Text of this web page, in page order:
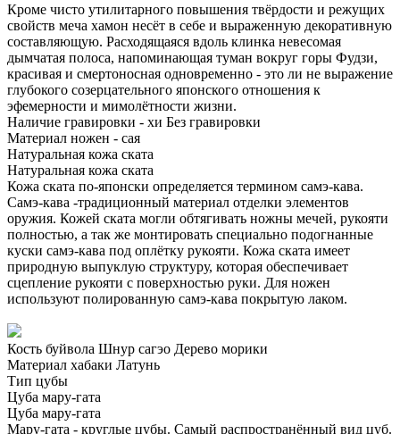
Кроме чисто утилитарного повышения твёрдости и режущих
свойств меча хамон несёт в себе и выраженную декоративную
составляющую. Расходящаяся вдоль клинка невесомая
дымчатая полоса, напоминающая туман вокруг горы Фудзи,
красивая и смертоносная одновременно - это ли не выражение
глубокого созерцательного японского отношения к
эфемерности и мимолётности жизни.
Наличие гравировки - хи Без гравировки
Материал ножен - сая
Натуральная кожа ската
Натуральная кожа ската
Кожа ската по-японски определяется термином самэ-кава.
Самэ-кава -традиционный материал отделки элементов
оружия. Кожей ската могли обтягивать ножны мечей, рукояти
полностью, а так же монтировать специально подогнанные
куски самэ-кава под оплётку рукояти. Кожа ската имеет
природную выпуклую структуру, которая обеспечивает
сцепление рукояти с поверхностью руки. Для ножен
используют полированную самэ-кава покрытую лаком.
Кость буйвола Шнур сагэо Дерево морики
Материал хабаки Латунь
Тип цубы
Цуба мару-гата
Цуба мару-гата
Мару-гата - круглые цубы. Самый распространённый вид цуб.